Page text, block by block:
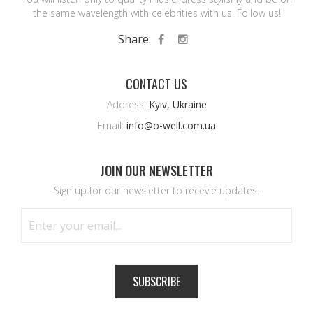
the same wavelength with celebrities with us. Follow us!
Share:
CONTACT US
Address: Kyiv, Ukraine
Email: info@o-well.com.ua
JOIN OUR NEWSLETTER
Sign up for our newsletter to recevie updates.
SUBSCRIBE